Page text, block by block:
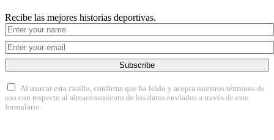
Recibe las mejores historias deportivas.
Subscribe
Al marcar esta casilla, confirma que ha leído y acepta nuestros términos de
uso con respecto al almacenamiento de los datos enviados a través de este
formulario.